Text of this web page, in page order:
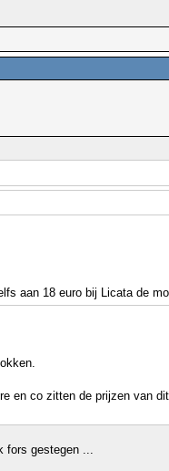
aan 18 euro bij Licata de
en co zitten de prijzen van
fors gestegen ...